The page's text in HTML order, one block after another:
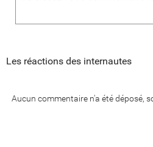
Les réactions des internautes
Aucun commentaire n'a été déposé,